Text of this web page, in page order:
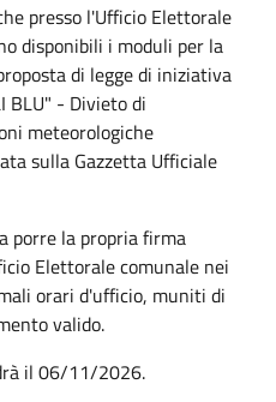
presso l'Ufficio Elettorale
disponibili i moduli per la
di legge di iniziativa
BLU" - Divieto di
meteorologiche
sulla Gazzetta Ufficiale
porre la propria firma
Elettorale comunale nei
orari d'ufficio, muniti di
valido.
il 06/11/2026.